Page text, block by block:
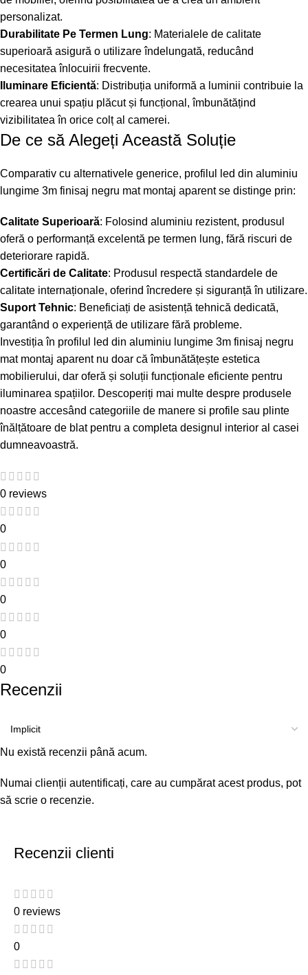
personalizat.
Durabilitate Pe Termen Lung: Materialele de calitate
superioară asigură o utilizare îndelungată, reducând
necesitatea înlocuirii frecvente.
Iluminare Eficientă: Distribuția uniformă a luminii contribuie la
crearea unui spațiu plăcut și funcțional, îmbunătățind
vizibilitatea în orice colț al camerei.
De ce să Alegeți Această Soluție
Comparativ cu alternativele generice, profilul led din aluminiu
lungime 3m finisaj negru mat montaj aparent se distinge prin:
Calitate Superioară: Folosind aluminiu rezistent, produsul
oferă o performanță excelentă pe termen lung, fără riscuri de
deteriorare rapidă.
Certificări de Calitate: Produsul respectă standardele de
calitate internaționale, oferind încredere și siguranță în utilizare.
Suport Tehnic: Beneficiați de asistență tehnică dedicată,
garantând o experiență de utilizare fără probleme.
Investiția în profilul led din aluminiu lungime 3m finisaj negru
mat montaj aparent nu doar că îmbunătățește estetica
mobilierului, dar oferă și soluții funcționale eficiente pentru
iluminarea spațiilor. Descoperiți mai multe despre produsele
noastre accesând categoriile de manere si profile sau plinte
înălțătoare de blatpentru a completa designul interior al casei
dumneavoastră.
0 reviews
0
0
0
0
0
Recenzii
Nu există recenzii până acum.
Numai clienții autentificați, care au cumpărat acest produs, pot
să scrie o recenzie.
Recenzii clienti
0 reviews
0